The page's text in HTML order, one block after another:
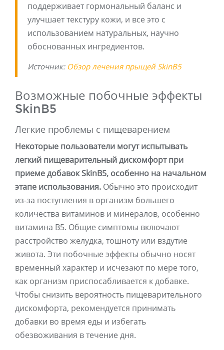
поддерживает гормональный баланс и
улучшает текстуру кожи, и все это с
использованием натуральных, научно
обоснованных ингредиентов.
Источник: Обзор лечения прыщей SkinB5
Возможные побочные эффекты
SkinB5
Легкие проблемы с пищеварением
Некоторые пользователи могут испытывать
легкий пищеварительный дискомфорт при
приеме добавок SkinB5, особенно на начальном
этапе использования. Обычно это происходит
из-за поступления в организм большего
количества витаминов и минералов, особенно
витамина B5. Общие симптомы включают
расстройство желудка, тошноту или вздутие
живота. Эти побочные эффекты обычно носят
временный характер и исчезают по мере того,
как организм приспосабливается к добавке.
Чтобы снизить вероятность пищеварительного
дискомфорта, рекомендуется принимать
добавки во время еды и избегать
обезвоживания в течение дня.